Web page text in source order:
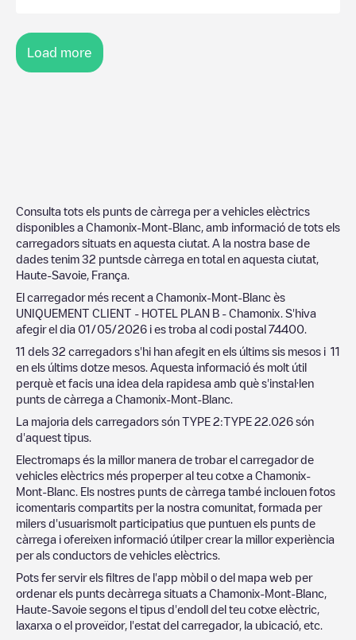
Load more
Consulta tots els punts de càrrega per a vehicles elèctrics
disponibles a Chamonix-Mont-Blanc , amb informació de tots els
carregadors situats en aquesta ciutat. A la nostra base de
dades tenim 32 puntsde càrrega en total en aquesta ciutat,
Haute-Savoie França
El carregador més recent a Chamonix-Mont-Blanc ès
UNIQUEMENT CLIENT - HOTEL PLAN B - Chamonix . S'hiva
afegir el dia 01/05/2026 i es troba al codi postal 74400
11 dels 32 carregadors s'hi han afegit en els últims sis mesos i 11
en els últims dotze mesos. Aquesta informació és molt útil
perquè et facis una idea dela rapidesa amb què s'instal·len
punts de càrrega a Chamonix-Mont-Blanc
La majoria dels carregadors són TYPE 2:TYPE 22.026 són
d'aquest tipus.
Electromaps és la millor manera de trobar el carregador de
vehicles elèctrics més properper al teu cotxe a Chamonix-
Mont-Blanc . Els nostres punts de càrrega també inclouen fotos
icomentaris compartits per la nostra comunitat, formada per
milers d'usuarismolt participatius que puntuen els punts de
càrrega i ofereixen informació útilper crear la millor experiència
per als conductors de vehicles elèctrics.
Pots fer servir els filtres de l'app mòbil o del mapa web per
ordenar els punts decàrrega situats a Chamonix-Mont-Blanc
Haute-Savoie segons el tipus d'endoll del teu cotxe elèctric,
laxarxa o el proveïdor, l'estat del carregador, la ubicació, etc.